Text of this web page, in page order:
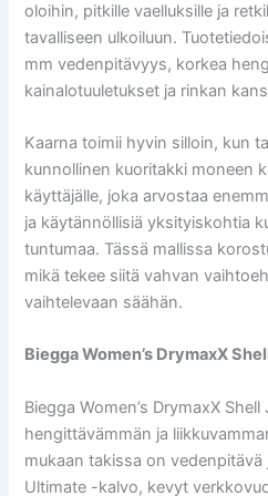
oloihin, pitkille vaelluksille ja
tavalliseen ulkoiluun.
mm vedenpitävyys, korkea
kainalotuuletukset ja rinkan
Kaarna toimii hyvin silloin, kun
kunnollinen kuoritakki moneen
käyttäjälle, joka arvostaa
ja käytännöllisiä yksityiskohtia
tuntumaa. Tässä mallissa
mikä tekee siitä vahvan
vaihtelevaan säähän.
Biegga Women’s DrymaxX
Biegga Women’s DrymaxX
hengittävämmän ja
mukaan takissa on
Ultimate -kalvo, kevyt